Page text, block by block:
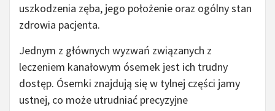
uszkodzenia zęba, jego położenie oraz ogólny stan
zdrowia pacjenta.
Jednym z głównych wyzwań związanych z
leczeniem kanałowym ósemek jest ich trudny
dostęp. Ósemki znajdują się w tylnej części jamy
ustnej, co może utrudniać precyzyjne